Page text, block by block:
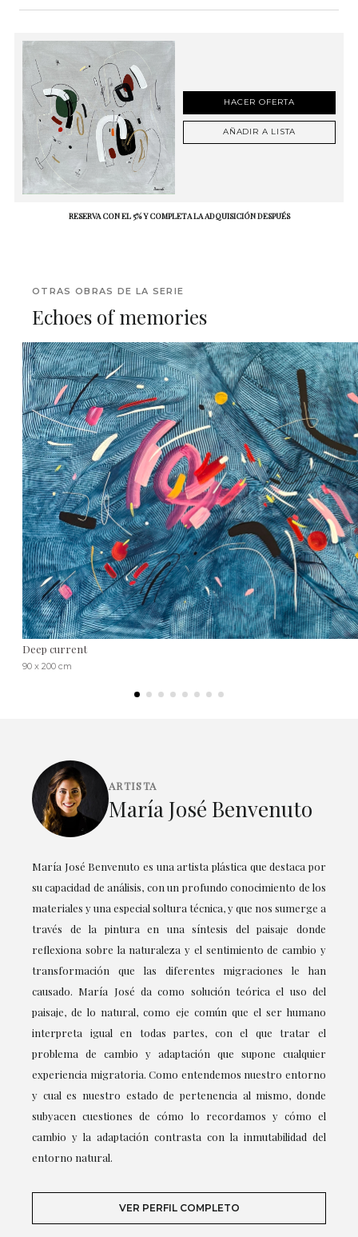
HACER OFERTA
AÑADIR A LISTA
RESERVA CON EL 5% Y COMPLETA LA ADQUISICIÓN DESPUÉS
OTRAS OBRAS DE LA SERIE
Echoes of memories
Deep current
90 x 200 cm
ARTISTA
María José Benvenuto
María José Benvenuto es una artista plástica que destaca por
su capacidad de análisis, con un profundo conocimiento de los
materiales y una especial soltura técnica, y que nos sumerge a
través de la pintura en una síntesis del paisaje donde
reflexiona sobre la naturaleza y el sentimiento de cambio y
transformación que las diferentes migraciones le han
causado. María José da como solución teórica el uso del
paisaje, de lo natural, como eje común que el ser humano
interpreta igual en todas partes, con el que tratar el
problema de cambio y adaptación que supone cualquier
experiencia migratoria. Como entendemos nuestro entorno
y cual es nuestro estado de pertenencia al mismo, donde
subyacen cuestiones de cómo lo recordamos y cómo el
cambio y la adaptación contrasta con la inmutabilidad del
entorno natural.
VER PERFIL COMPLETO